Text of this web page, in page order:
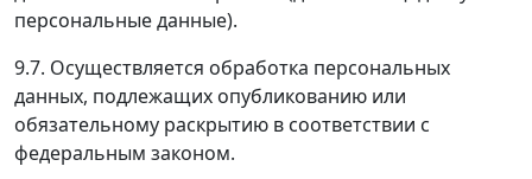
персональные данные).
9.7. Осуществляется обработка персональных
данных, подлежащих опубликованию или
обязательному раскрытию в соответствии с
федеральным законом.